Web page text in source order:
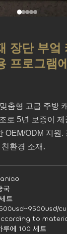
장단 부엌
프로그램
춤형 고급 주방
로 5년 보증이 제
OEM/ODM 지원.
환경 소재.
국
트
to
루에 100 세트